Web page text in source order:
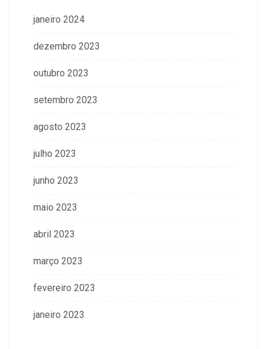
janeiro 2024
dezembro 2023
outubro 2023
setembro 2023
agosto 2023
julho 2023
junho 2023
maio 2023
abril 2023
março 2023
fevereiro 2023
janeiro 2023